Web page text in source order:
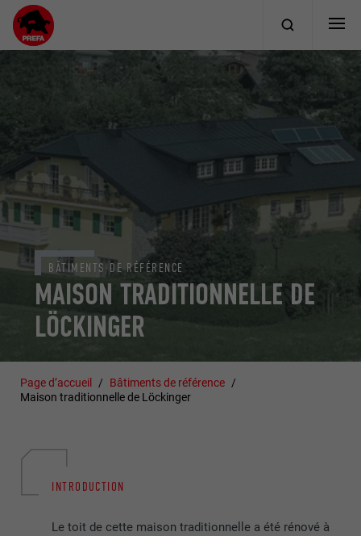
MAISON TRADITIONNELLE DE
LÖCKINGER
BÂTIMENTS DE RÉFÉRENCE
Page d’accueil
Bâtiments de référence
Maison traditionnelle de Löckinger
INTRODUCTION
Le toit de cette maison traditionnelle a été rénové à